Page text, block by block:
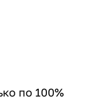
по 100%